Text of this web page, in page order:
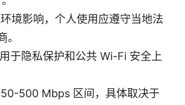
境影响，个人使用应遵守当地法
于隐私保护和公共 Wi-Fi 安全上
500 Mbps 区间，具体取决于